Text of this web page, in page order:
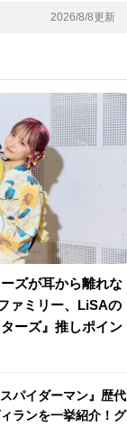
2026/8/8更新
ズが耳から離れな
ァミリー、LiSAの
ーズ』推しポイン
スパイダーマン』歴代
ランを一挙紹介！グ